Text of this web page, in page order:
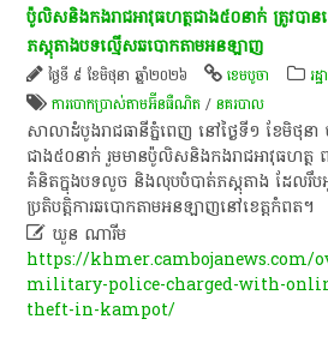
ប៉ូលិសនិងកងរាជអាវុធហត្ថជាង៥០នាក់ ត្រូវបា
ភស្តុតាងបទល្មើសឆបោកតាមអនឡាញ
ថ្ងៃទី ៩ ខែមិថុនា ឆ្នាំ២០២៦ ខេ​ម​បូ​ចា រដ្
ការបោកប្រាស់តាមអ៊ីនធឺណិត /នគរបាល
សាលាដំបូងរាជធានីភ្នំពេញ នៅថ្ងៃទី១ ខែមិថុនា
ជាង៥០នាក់ រួមមានប៉ូលិសនិងកងរាជអាវុធហត្ថ
គំនិតក្នុងបទលួច និងលុបបំបាត់ភស្តុតាង ដែលរឹប
ប្រតិបត្តិការឆបោកតាមអនឡាញនៅខេត្តកំពត
 ឃួន ណារីម​
https://khmer.cambojanews.com/
military-police-charged-with-
theft-in-kampot/